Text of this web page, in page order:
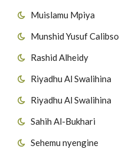
Muislamu Mpiya
Munshid Yusuf Calibso
Rashid Alheidy
Riyadhu Al Swalihina
Riyadhu Al Swalihina
Sahih Al-Bukhari
Sehemu nyengine